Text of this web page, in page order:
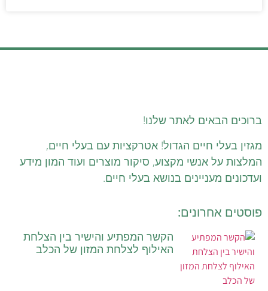
ברוכים הבאים לאתר שלנו!
מגזין בעלי חיים הגדול! אטרקציות עם בעלי חיים,
המלצות על אנשי מקצוע, סיקור מוצרים ועוד המון מידע
ועדכונים מעניינים בנושא בעלי חיים.
פוסטים אחרונים:
הקשר המפתיע והישיר בין הצלחת
האילוף לצלחת המזון של הכלב